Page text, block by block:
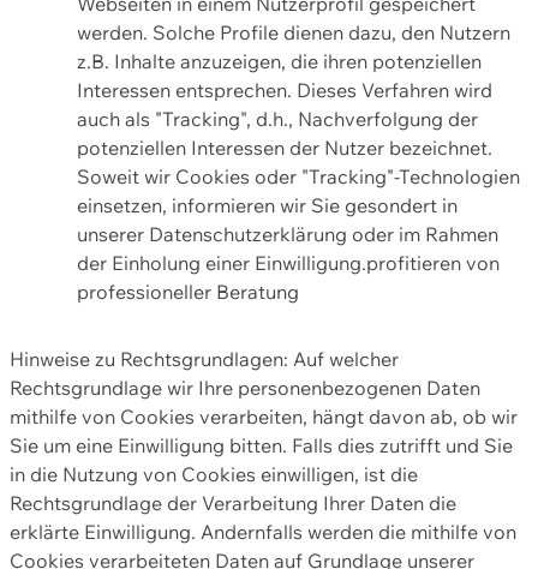
werden. Solche Profile dienen dazu, den Nutzern
z.B. Inhalte anzuzeigen, die ihren potenziellen
Interessen entsprechen. Dieses Verfahren wird
auch als "Tracking", d.h., Nachverfolgung der
potenziellen Interessen der Nutzer bezeichnet.
Soweit wir Cookies oder "Tracking"-Technologien
einsetzen, informieren wir Sie gesondert in
unserer Datenschutzerklärung oder im Rahmen
der Einholung einer Einwilligung.profitieren von
professioneller Beratung
Hinweise zu Rechtsgrundlagen: Auf welcher
Rechtsgrundlage wir Ihre personenbezogenen Daten
mithilfe von Cookies verarbeiten, hängt davon ab, ob wir
Sie um eine Einwilligung bitten. Falls dies zutrifft und Sie
in die Nutzung von Cookies einwilligen, ist die
Rechtsgrundlage der Verarbeitung Ihrer Daten die
erklärte Einwilligung. Andernfalls werden die mithilfe von
Cookies verarbeiteten Daten auf Grundlage unserer